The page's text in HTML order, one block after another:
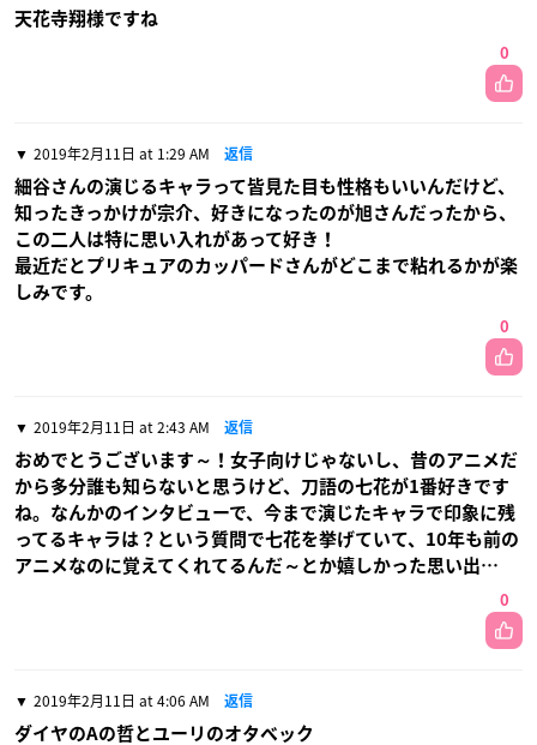
天花寺翔様ですね
0
2019年2月11日 at 1:29 AM 返信
細谷さんの演じるキャラって皆見た目も性格もいいんだけど、
知ったきっかけが宗介、好きになったのが旭さんだったから、
この二人は特に思い入れがあって好き！
最近だとプリキュアのカッパードさんがどこまで粘れるかが楽
しみです。
0
2019年2月11日 at 2:43 AM 返信
おめでとうございます～！女子向けじゃないし、昔のアニメだ
から多分誰も知らないと思うけど、刀語の七花が1番好きです
ね。なんかのインタビューで、今まで演じたキャラで印象に残
ってるキャラは？という質問で七花を挙げていて、10年も前の
アニメなのに覚えてくれてるんだ～とか嬉しかった思い出…
0
2019年2月11日 at 4:06 AM 返信
ダイヤのAの哲とユーリのオタベック